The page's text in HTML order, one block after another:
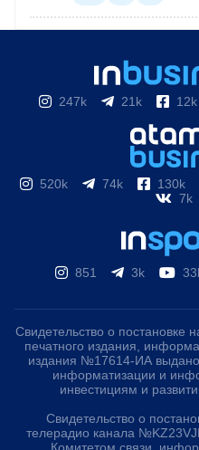
247k 21k 12k
520k 74k 130k
7k
851 3k
Свидетельство о постановке
печатного издания,
издания №17614-ИА выдано
информатизации и
инвестициям и
Свидетельство о
телерадио канала